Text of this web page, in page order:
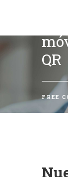
QR
FREE